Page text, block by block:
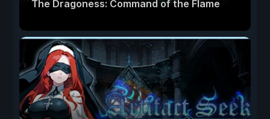
The Dragoness: Command of the Flame